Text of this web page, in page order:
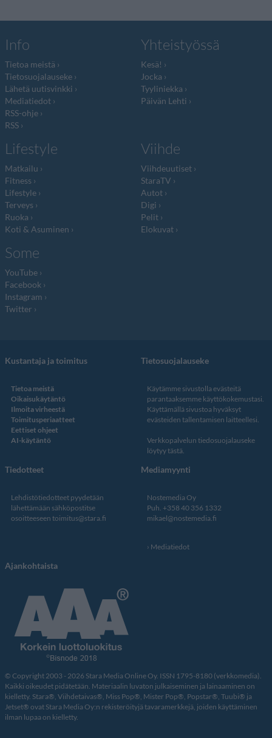
Info
Tietoa meistä
Tietosuojalauseke
Lähetä uutisvinkki
Mediatiedot
RSS-ohje
RSS
Yhteistyössä
Kesä!
Jocka
Tyyliniekka
Päivän Lehti
Lifestyle
Matkailu
Fitness
Lifestyle
Terveys
Ruoka
Koti & Asuminen
Viihde
Viihdeuutiset
StaraTV
Autot
Digi
Pelit
Elokuvat
Some
YouTube
Facebook
Instagram
Twitter
Kustantaja ja toimitus
Tietoa meistä
Oikaisukäytäntö
Ilmoita virheestä
Toimitusperiaatteet
Eettiset ohjeet
AI-käytäntö
Tietosuojalauseke
Käytämme sivustolla evästeitä
parantaaksemme käyttökokemustasi.
Käyttämällä sivustoa hyväksyt
evästeiden tallentamisen laitteellesi.
Verkkopalvelun tiedosuojalauseke
löytyy tästä
Tiedotteet
Lehdistötiedotteet pyydetään
lähettämään sähköpostitse
osoitteeseen toimitus@stara.fi
Mediamyynti
Nostemedia Oy
Puh. +358 40 356 1332
mikael@nostemedia.fi
Mediatiedot
Ajankohtaista
© Copyright 2003 - 2026 Stara Media Online Oy. ISSN 1795-8180 (verkkomedia).
Kaikki oikeudet pidätetään. Materiaalin luvaton julkaiseminen ja lainaaminen on
kielletty. Stara®, Viihdetaivas®, Miss Pop®, Mister Pop®, Popstar®, Tuubi® ja
Jetset® ovat Stara Media Oy:n rekisteröityjä tavaramerkkejä, joiden käyttäminen
ilman lupaa on kielletty.